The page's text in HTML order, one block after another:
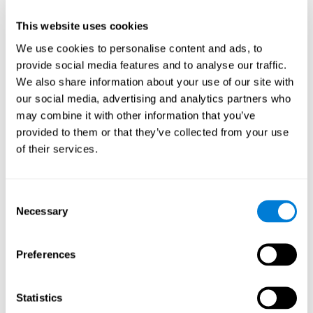
This website uses cookies
We use cookies to personalise content and ads, to
provide social media features and to analyse our traffic.
We also share information about your use of our site with
our social media, advertising and analytics partners who
may combine it with other information that you’ve
provided to them or that they’ve collected from your use
of their services.
Selection
Necessary
Preferences
Statistics
Память
Способность удерживать новую информацию и управлять ею,
а также восстанавливать воспоминания.
Кратковременная память
когда мы запоминаем начало предложения, чтобы
понять его полностью. Проблемы с
удерживается корректно.